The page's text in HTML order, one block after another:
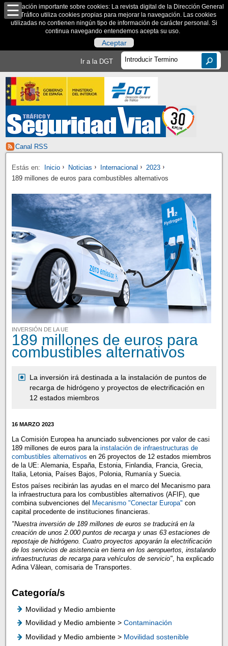
Información importante sobre cookies: La revista digital de la Dirección General
de Tráfico utiliza cookies propias para mejorar la navegación. Las cookies
utilizadas no contienen ningún tipo de información de carácter personal. Si
continua navegando entendemos acepta su uso.
Aceptar
Ir a la DGT
Canal RSS
Estás en: Inicio Noticias Internacional
2023
189 millones de euros para combustibles alternativos
INVERSIÓN DE LA UE
189 millones de euros para
combustibles alternativos
La inversión irá destinada a la instalación de puntos de
recarga de hidrógeno y proyectos de electrificación en
12 estados miembros
16 MARZO 2023
La Comisión Europea ha anunciado subvenciones por valor de casi
189 millones de euros para la instalación de infraestructuras de
combustibles alternativos en 26 proyectos de 12 estados miembros
de la UE: Alemania, España, Estonia, Finlandia, Francia, Grecia,
Italia, Letonia, Países Bajos, Polonia, Rumanía y Suecia.
Estos países recibirán las ayudas en el marco del Mecanismo para
la infraestructura para los combustibles alternativos (AFIF), que
combina subvenciones del Mecanismo "Conectar Europa" con
capital procedente de instituciones financieras.
"Nuestra inversión de 189 millones de euros se traducirá en la
creación de unos 2.000 puntos de recarga y unas 63 estaciones de
repostaje de hidrógeno. Cuatro proyectos apoyarán la electrificación
de los servicios de asistencia en tierra en los aeropuertos, instalando
infraestructuras de recarga para vehículos de servicio", ha explicado
Adina Vălean, comisaria de Transportes.
Categoría/s
Movilidad y Medio ambiente
Movilidad y Medio ambiente > Contaminación
Movilidad y Medio ambiente > Movilidad sostenible